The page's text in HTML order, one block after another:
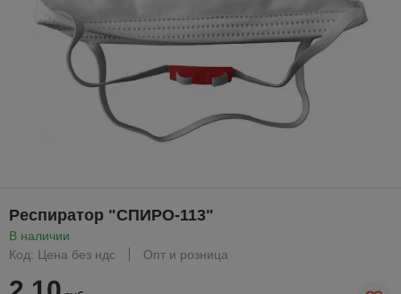
Респиратор "СПИРО-113"
В наличии
Код: Цена без ндс
Опт и розница